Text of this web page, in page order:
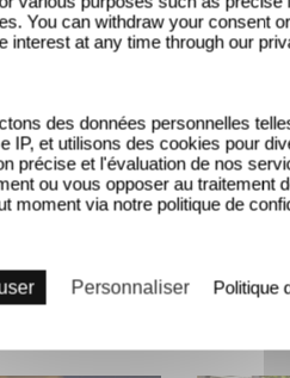
Teaser 2 -
You can withdraw your consent
interest at any time through our
des données personnelles
IP, et utilisons des cookies pour
précise et l'évaluation de nos
ou vous opposer au traitement
moment via notre politique de
Personnaliser Politique